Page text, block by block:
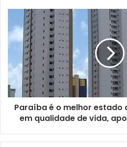
Paraíba é o melhor estado
em qualidade de vida,